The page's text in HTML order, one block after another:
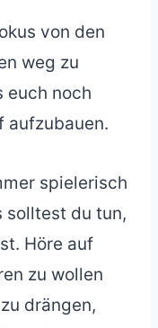
von den
weg zu
euch noch
aufzubauen.
spielerisch
solltest du tun,
Höre auf
zu wollen
drängen,